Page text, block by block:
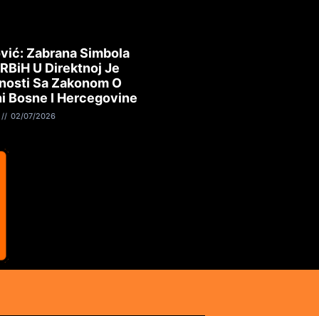
Zabrana Simbola
U Direktnoj Je
Sa Zakonom O
Bosne I Hercegovine
02/07/2026